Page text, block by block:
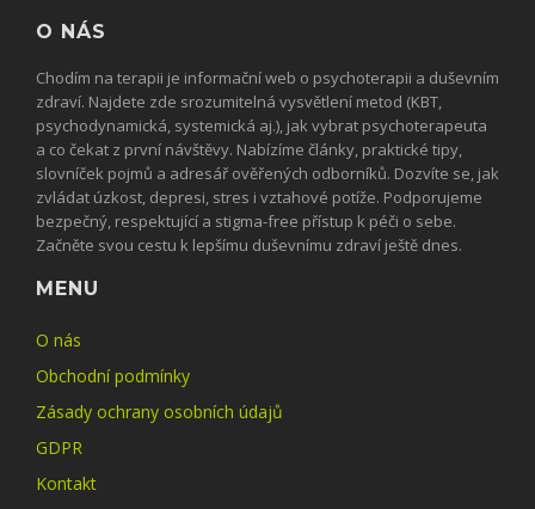
O NÁS
Chodím na terapii je informační web o psychoterapii a duševním
zdraví. Najdete zde srozumitelná vysvětlení metod (KBT,
psychodynamická, systemická aj.), jak vybrat psychoterapeuta
a co čekat z první návštěvy. Nabízíme články, praktické tipy,
slovníček pojmů a adresář ověřených odborníků. Dozvíte se, jak
zvládat úzkost, depresi, stres i vztahové potíže. Podporujeme
bezpečný, respektující a stigma-free přístup k péči o sebe.
Začněte svou cestu k lepšímu duševnímu zdraví ještě dnes.
MENU
O nás
Obchodní podmínky
Zásady ochrany osobních údajů
GDPR
Kontakt